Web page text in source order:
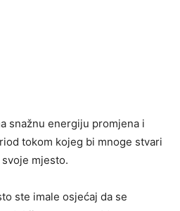
snažnu energiju promjena i
tokom kojeg bi mnoge stvari
mjesto.
ste imale osjećaj da se